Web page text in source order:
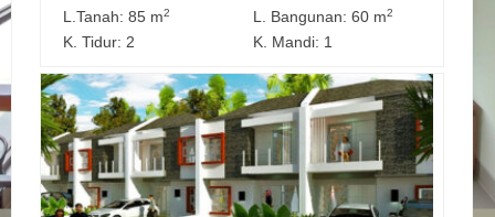
L.Tanah: 85 m2 L. Bangunan: 60 m2
K. Tidur: 2 K. Mandi: 1